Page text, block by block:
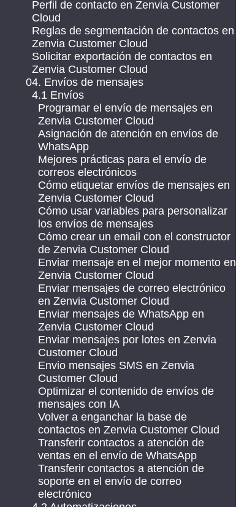
Perfil de contacto en Zenvia Customer
Cloud
Reglas de segmentación de contactos en
Zenvia Customer Cloud
Solicitar exportación de contactos en
Zenvia Customer Cloud
04. Envíos de mensajes
4.1 Envíos
Programar el envío de mensajes en
Zenvia Customer Cloud
Asignación de atención en envíos de
WhatsApp
Mejores prácticas para el envío de
correos electrónicos
Cómo etiquetar envíos de mensajes en
Zenvia Customer Cloud
Cómo usar variables para personalizar
los envíos de mensajes
Cómo crear un email con el constructor
de Zenvia Customer Cloud
Enviar mensaje en el mejor momento en
Zenvia Customer Cloud
Enviar mensajes de correo electrónico
en Zenvia Customer Cloud
Enviar mensajes de WhatsApp en
Zenvia Customer Cloud
Enviar mensajes por lotes en Zenvia
Customer Cloud
Envio mensajes SMS en Zenvia
Customer Cloud
Optimizar el contenido de envíos de
mensajes con IA
Volver a enganchar la base de
contactos en Zenvia Customer Cloud
Transferir contactos a atención de
ventas en el envío de WhatsApp
Transferir contactos a atención de
soporte en el envío de correo
electrónico